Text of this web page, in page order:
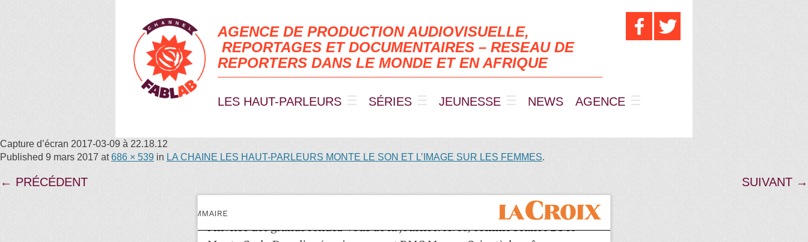
AGENCE DE PRODUCTION AUDIOVISUELLE,
REPORTAGES ET DOCUMENTAIRES – RESEAU DE
REPORTERS DANS LE MONDE ET EN AFRIQUE
LES HAUT-PARLEURS SÉRIES JEUNESSE NEWS AGENCE
Capture d’écran 2017-03-09 à 22.18.12
Published 9 mars 2017 at686 × 539 in LA CHAINE LES HAUT-PARLEURS MONTE LE SON ET L’IMAGE SUR LES FEMMES.
← PRÉCÉDENT SUIVANT →